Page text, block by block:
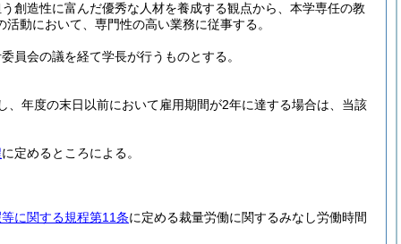
創造性に富んだ優秀な人材を養成する観点から、本学専任の教
動において、専門性の高い業務に従事する。
員会の議を経て学長が行うものとする。
、年度の末日以前において雇用期間が2年に達する場合は、当該
に定めるところによる。
に関する規程第11条に定める裁量労働に関するみなし労働時間